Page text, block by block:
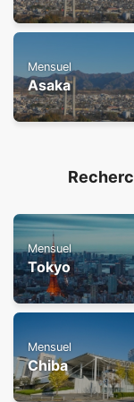
Mensuel
Asaka
Mensuel
Tokyo
Mensuel
Chiba